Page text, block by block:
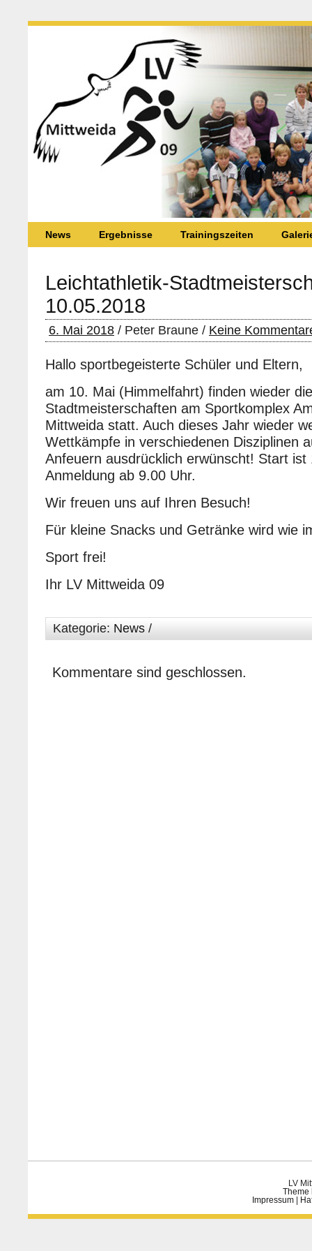
News Ergebnisse Trainingszeiten
Leichtathletik-
10.05.2018
6. Mai 2018 / Peter Braune / Keine
Hallo sportbegeisterte Schüler und Eltern,
am 10. Mai (Himmelfahrt) finden wieder
Stadtmeisterschaften am Sportkomplex
Mittweida statt. Auch dieses Jahr wieder
Wettkämpfe in verschiedenen Disziplinen
Anfeuern ausdrücklich erwünscht! Start ist
Anmeldung ab 9.00 Uhr.
Wir freuen uns auf Ihren Besuch!
Für kleine Snacks und Getränke wird wie
Sport frei!
Ihr LV Mittweida 09
Kategorie: News /
Kommentare sind geschlossen.
LV
Theme
Impressum